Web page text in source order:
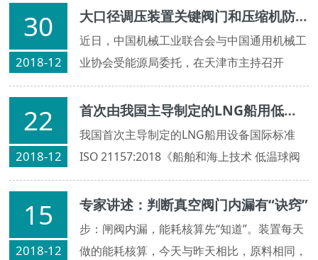
艺性要求如下
30
2018-12
大口径调压装置关键阀门和压缩机防喘阀成功通过级新产品鉴定
近日，中国机械工业联合会与中国通用机械工
业协会受能源局委托，在天津市主持召开
了“天然气大口径调压装置关键阀门和压缩机
防喘阀新产品鉴定会”。该阀门是目前国内压
力、口径较大的调压装置关键阀门。
22
2018-12
首次由我国主导制定的LNG船用低温阀门国际标准正式发布
我国首次主导制定的LNG船用设备国际标准
ISO 21157:2018《船舶和海上技术 低温球阀
设计和试验要求》、ISO 21159:2018《船舶
和海上技术 低温蝶阀 设计和试验要求》于
2018年11月由国际标准化组织（ISO）正式发
布，标志着我国在高技术船舶国际标准制定领
15
2018-12
专家讲述：判断真空阀门内漏有“诀窍”
步：闸阀内漏，能耗核算先“知道”。装置每天
做的能耗核算，今天与昨天相比，原料相同，